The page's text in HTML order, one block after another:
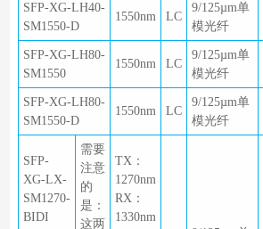
SFP-XG-LH40-
SM1550-D
1550nm LC
9/125µm单
模光纤
SFP-XG-LH80-
SM1550
1550nm LC
9/125µm单
模光纤
SFP-XG-LH80-
SM1550-D
1550nm LC
9/125µm单
模光纤
SFP-
XG-LX-
SM1270-
BIDI
需要
注意
的
是：
这两
TX：
1270nm
RX：
1330nm